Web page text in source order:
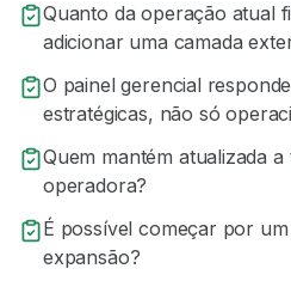
Quanto da operação atual
adicionar uma camada
O painel gerencial
estratégicas, não só
Quem mantém atualizada a
operadora?
É possível começar por
expansão?